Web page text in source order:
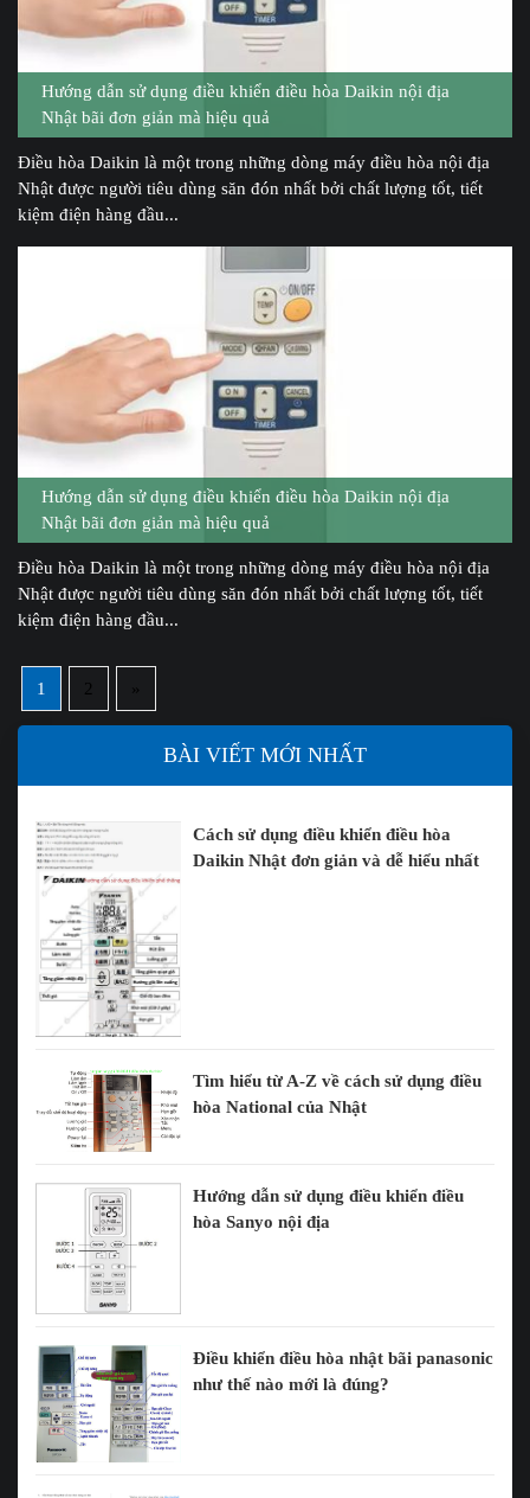
Hướng dẫn sử dụng điều khiển điều hòa Daikin nội địa
Nhật bãi đơn giản mà hiệu quả
Điều hòa Daikin là một trong những dòng máy điều hòa nội địa
Nhật được người tiêu dùng săn đón nhất bởi chất lượng tốt, tiết
kiệm điện hàng đầu...
Hướng dẫn sử dụng điều khiển điều hòa Daikin nội địa
Nhật bãi đơn giản mà hiệu quả
Điều hòa Daikin là một trong những dòng máy điều hòa nội địa
Nhật được người tiêu dùng săn đón nhất bởi chất lượng tốt, tiết
kiệm điện hàng đầu...
1 2 »
BÀI VIẾT MỚI NHẤT
Cách sử dụng điều khiển điều hòa
Daikin Nhật đơn giản và dễ hiểu nhất
Tìm hiểu từ A-Z về cách sử dụng điều
hòa National của Nhật
Hướng dẫn sử dụng điều khiển điều
hòa Sanyo nội địa
Điều khiển điều hòa nhật bãi panasonic
như thế nào mới là đúng?